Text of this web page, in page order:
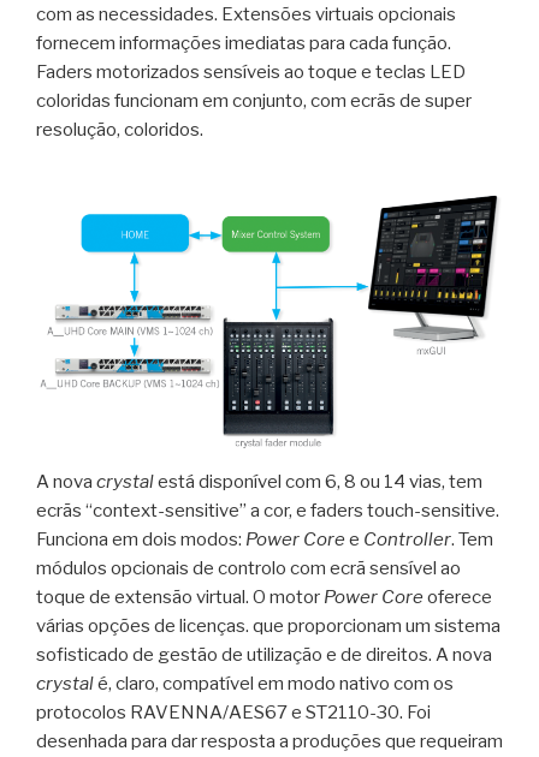
com as necessidades. Extensões virtuais opcionais
fornecem informações imediatas para cada função.
Faders motorizados sensíveis ao toque e teclas LED
coloridas funcionam em conjunto, com ecrãs de super
resolução, coloridos.
A nova crystalestá disponível com 6, 8 ou 14 vias, tem
ecrãs “context-sensitive” a cor, e faders touch-sensitive.
Funciona em dois modos: Power Core e Controller. Tem
módulos opcionais de controlo com ecrã sensível ao
toque de extensão virtual. O motor Power Core oferece
várias opções de licenças. que proporcionam um sistema
sofisticado de gestão de utilização e de direitos. A nova
crystalé, claro, compatível em modo nativo com os
protocolos RAVENNA/AES67 e ST2110-30. Foi
desenhada para dar resposta a produções que requeiram